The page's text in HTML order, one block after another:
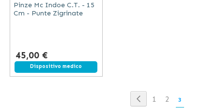
Pinze Mc Indoe C.T. - 15
Cm - Punte Zigrinate
45,00 €
Dispositivo medico
Pagina
Pagina
Precedente
Pagina
1 Pagina
2 Attualmente
3